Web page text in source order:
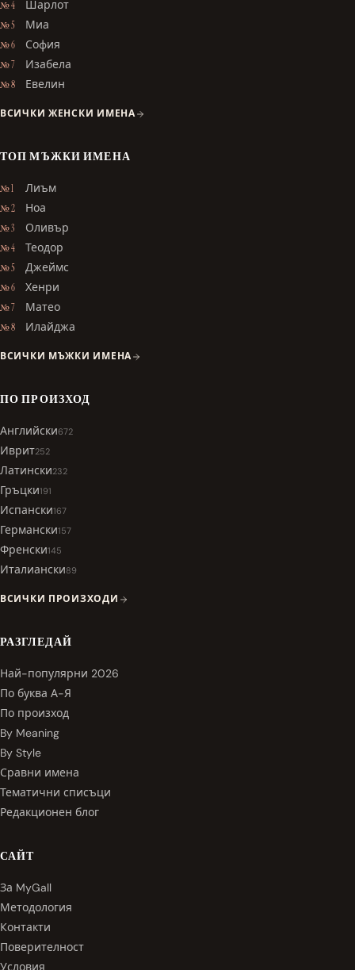
№ 4 Шарлот
№ 5 Миа
№ 6 София
№ 7 Изабела
№ 8 Евелин
ВСИЧКИ ЖЕНСКИ ИМЕНА
ТОП МЪЖКИ ИМЕНА
№ 1 Лиъм
№ 2 Ноа
№ 3 Оливър
№ 4 Теодор
№ 5 Джеймс
№ 6 Хенри
№ 7 Матео
№ 8 Илайджа
ВСИЧКИ МЪЖКИ ИМЕНА
ПО ПРОИЗХОД
Английски672
Иврит252
Латински232
Гръцки191
Испански167
Германски157
Френски145
Италиански89
ВСИЧКИ ПРОИЗХОДИ
РАЗГЛЕДАЙ
Най-популярни 2026
По буква А-Я
По произход
By Meaning
By Style
Сравни имена
Тематични списъци
Редакционен блог
САЙТ
За MyGall
Методология
Контакти
Поверителност
Условия